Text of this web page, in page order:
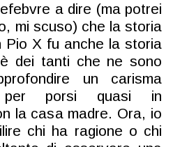
a dire (ma potrei
mi scuso) che la storia
Pio X fu anche la storia
dei tanti che ne sono
un carisma
per porsi quasi in
la casa madre. Ora, io
chi ha ragione o chi